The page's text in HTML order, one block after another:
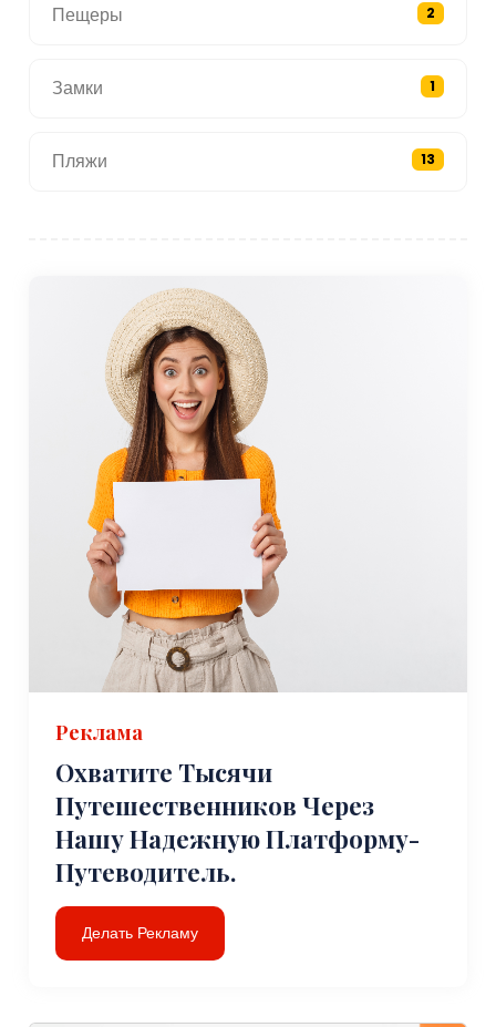
Пещеры 2
Замки 1
Пляжи 13
Реклама
Охватите Тысячи
Путешественников Через
Нашу Надежную Платформу-
Путеводитель.
Делать Рекламу